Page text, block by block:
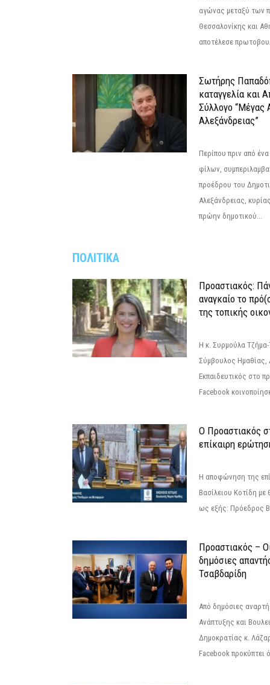
αγώνας μεταξύ των
Θεσσαλονίκης και
αποτέλεσε
Σωτήρης
καταγγελία και
Σύλλογο “Μέγας
Αλεξάνδρειας”
Περίπου πριν από
φίλων,
προέδρου του
Αλεξάνδρειας,
πρώην δημοτικού...
ΠΟΛΙΤΙΚΑ
Προαστιακός:
αναγκαίο το
της τοπικής
Η κ. Συρμούλα
Σύμβουλος Ημαθίας,
Εκπαιδευτικός στο
Facebook
Ο Προαστιακός
επίκαιρη
Η αποφώνηση της
Βασίλειου Κοτίδη με
ως εξής: Πρόεδρος
Προαστιακός –
δημόσιες
Τσαβδαρίδη
Από δημόσιες
Ανάπτυξης και
Δημοκρατίας κ.
Facebook προκύπτει